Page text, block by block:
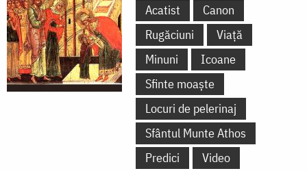
Acatist
Canon
Rugăciuni
Viață
Minuni
Icoane
Sfinte moaște
Locuri de pelerinaj
Sfântul Munte Athos
Predici
Video